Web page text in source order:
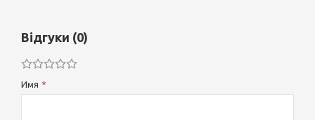
Відгуки (0)
Имя